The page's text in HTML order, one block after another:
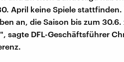
April keine Spiele
an, die Saison bis zum
sagte DFL-Geschäftsführer